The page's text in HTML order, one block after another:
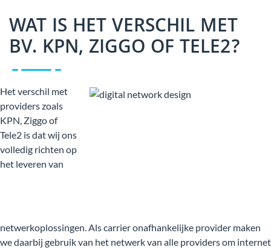
WAT IS HET VERSCHIL MET
BV. KPN, ZIGGO OF TELE2?
Het verschil met
providers zoals
KPN, Ziggo of
Tele2 is dat wij ons
volledig richten op
het leveren van
netwerkoplossingen. Als carrier onafhankelijke provider maken
we daarbij gebruik van het netwerk van alle providers om internet